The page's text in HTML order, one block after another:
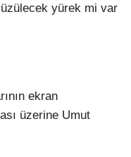
üzülecek yürek mi var
ekran
üzerine Umut